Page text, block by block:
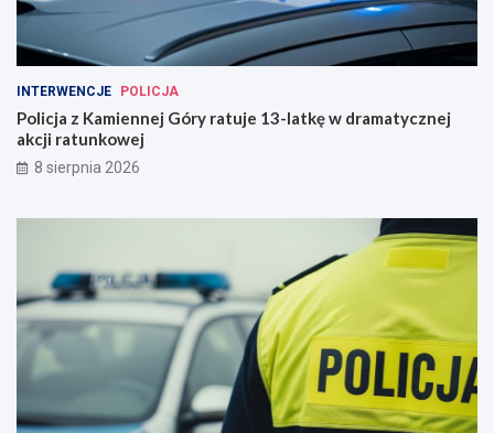
INTERWENCJE POLICJA
Policja z Kamiennej Góry ratuje 13-latkę w dramatycznej
akcji ratunkowej
8 sierpnia 2026